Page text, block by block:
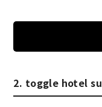
2. toggle hotel